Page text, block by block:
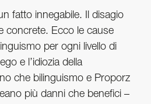
fatto innegabile. Il disagio
concrete. Ecco le cause
per ogni livello di
e l’idiozia della
che bilinguismo e Proporz
più danni che benefici –